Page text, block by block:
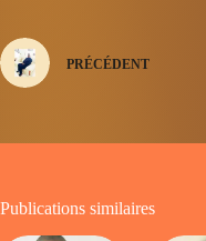
PRÉCÉDENT
Publications similaires